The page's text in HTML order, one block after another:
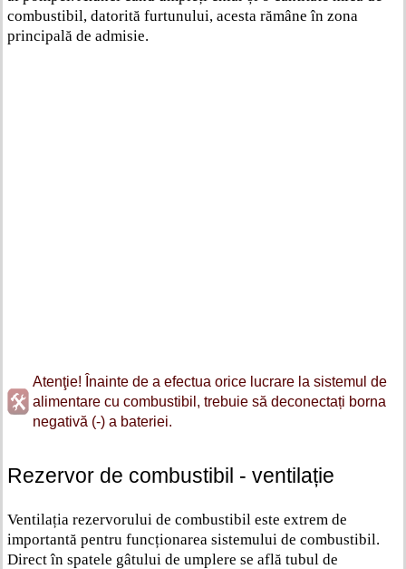
combustibil, datorită furtunului, acesta rămâne în zona
principală de admisie.
Atenţie! Înainte de a efectua orice lucrare la sistemul de
alimentare cu combustibil, trebuie să deconectați borna
negativă (-) a bateriei.
Rezervor de combustibil - ventilație
Ventilația rezervorului de combustibil este extrem de
importantă pentru funcționarea sistemului de combustibil.
Direct în spatele gâtului de umplere se află tubul de